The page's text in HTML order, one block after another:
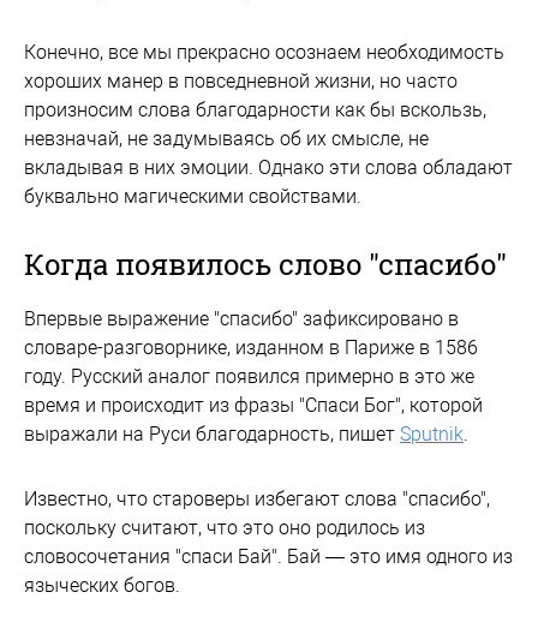
Конечно, все мы прекрасно осознаем необходимость
хороших манер в повседневной жизни, но часто
произносим слова благодарности как бы вскользь,
невзначай, не задумываясь об их смысле, не
вкладывая в них эмоции. Однако эти слова обладают
буквально магическими свойствами.
Когда появилось слово "спасибо"
Впервые выражение "спасибо" зафиксировано в
словаре-разговорнике, изданном в Париже в 1586
году. Русский аналог появился примерно в это же
время и происходит из фразы "Спаси Бог", которой
выражали на Руси благодарность, пишет Sputnik
Известно, что староверы избегают слова "спасибо",
поскольку считают, что это оно родилось из
словосочетания "спаси Бай". Бай — это имя одного из
языческих богов.